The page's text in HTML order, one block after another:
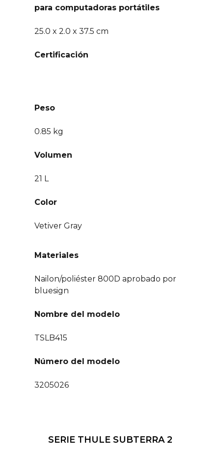
para computadoras portátiles
25.0 x 2.0 x 37.5 cm
Certificación
Peso
0.85 kg
Volumen
21 L
Color
Vetiver Gray
Materiales
Nailon/poliéster 800D aprobado por
bluesign
Nombre del modelo
TSLB415
Número del modelo
3205026
SERIE THULE SUBTERRA 2